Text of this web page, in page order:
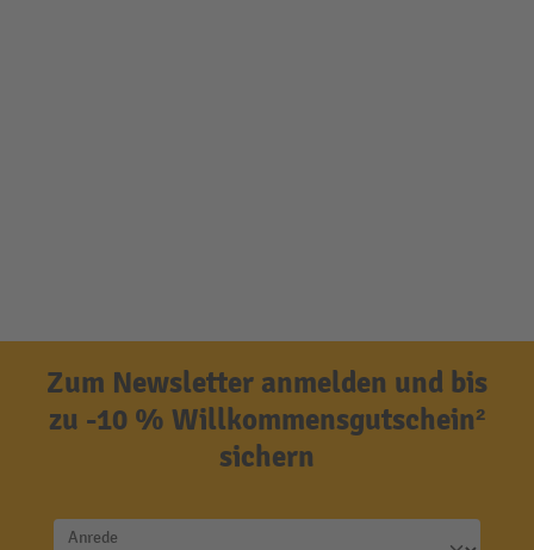
Zum Newsletter anmelden und bis
zu -10 % Willkommensgutschein²
sichern
Anrede